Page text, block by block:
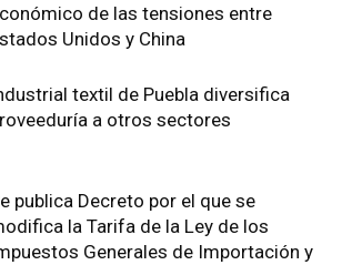
de las tensiones entre
Unidos y China
textil de Puebla diversifica
a otros sectores
publica Decreto por el que se
la Tarifa de la Ley de los
Generales de Importación y